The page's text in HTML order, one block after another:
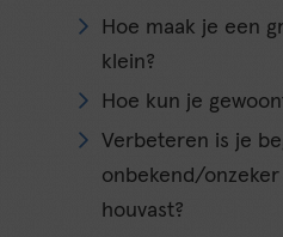
Hoe maak je een
klein?
Hoe kun je
Verbeteren is je
onbekend/
houvast?